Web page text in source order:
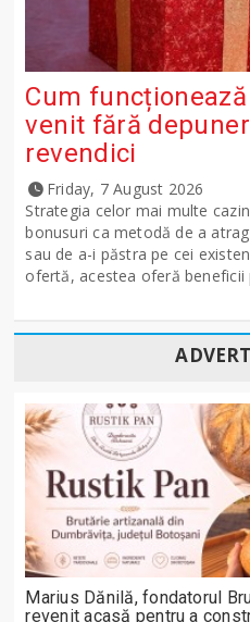
Cum
venit fără
revendici
Friday, 7 August 2026
Strategia celor mai multe
bonusuri ca metodă de a
sau de a-i păstra pe cei
ofertă, acestea oferă beneficii
Marius Dănilă, fondatorul
revenit acasă pentru a